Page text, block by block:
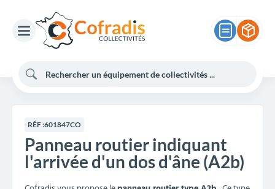
RÉF :601847CO
Panneau routier indiquant
l'arrivée d'un dos d'âne (A2b)